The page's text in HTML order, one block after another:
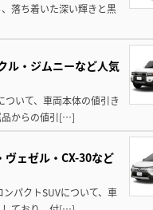
落ち着いた深い輝きと黒
ル・ジムニーなど人気
いて、車両本体の値引き
品からの値引[…]
ヴェゼル・CX-30など
パクトSUVについて、車